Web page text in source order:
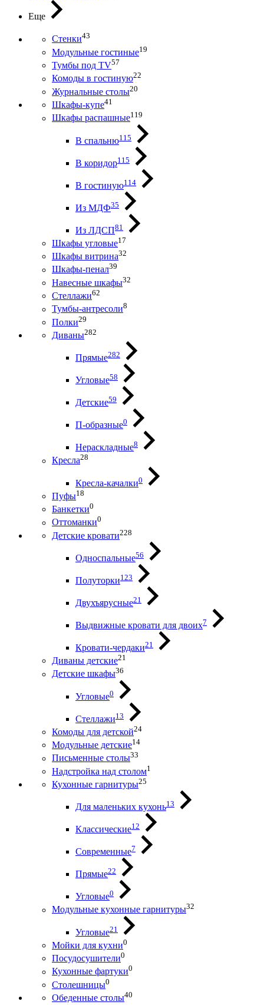
Еще
Стенки43
Модульные гостиные19
Тумбы под ТV57
Комоды в гостиную22
Журнальные столы20
Шкафы-купе41
Шкафы распашные119
В спальню115
В коридор115
В гостиную114
Из МДФ35
Из ЛДСП81
Шкафы угловые17
Шкафы витрина32
Шкафы-пенал39
Навесные шкафы32
Стеллажи62
Тумбы-антресоли8
Полки29
Диваны282
Прямые282
Угловые58
Детские59
П-образные0
Нераскладные8
Кресла28
Кресла-качалки0
Пуфы18
Банкетки0
Оттоманки0
Детские кровати228
Односпальные56
Полуторки123
Двухъярусные21
Выдвижные кровати для двоих7
Кровати-чердаки21
Диваны детские21
Детские шкафы36
Угловые0
Стеллажи13
Комоды для детской24
Модульные детские14
Письменные столы33
Надстройка над столом1
Кухонные гарнитуры25
Для маленьких кухонь13
Классические12
Современные7
Прямые22
Угловые0
Модульные кухонные гарнитуры32
Угловые21
Мойки для кухни0
Посудосушители0
Кухонные фартуки0
Столешницы0
Обеденные столы40